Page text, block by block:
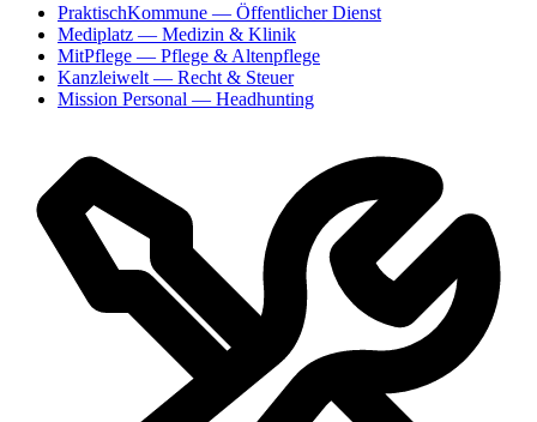
PraktischKommune — Öffentlicher Dienst
Mediplatz — Medizin & Klinik
MitPflege — Pflege & Altenpflege
Kanzleiwelt — Recht & Steuer
Mission Personal — Headhunting